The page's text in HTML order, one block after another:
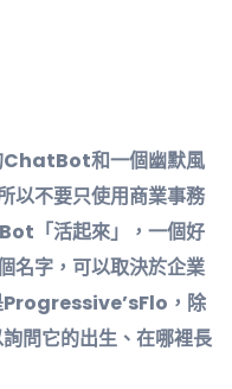
ChatBot和一個幽默風
不要只使用商業事務
「活起來」，一個好
字，可以取決於企業
Progressive’sFlo，除
問它的出生、在哪裡長